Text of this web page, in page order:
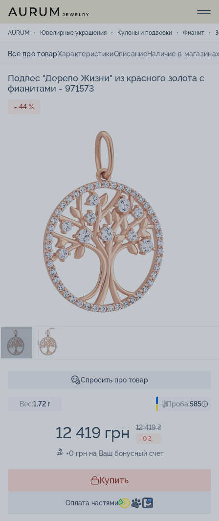
AURUM Ювелирные украшения Кулоны и подвески Фианит
Все про товарХарактеристикиОписаниеНаличие в
Подвес "Дерево Жизни" из красного золота с
фианитами - 971573
- 44 %
Спросить про товар
Вес:1.72 г Проба:585
12 419 грн 12 419 ₴
- 0 ₴
+0 грн на Ваш бонусный счет
Купить
Оплата частями